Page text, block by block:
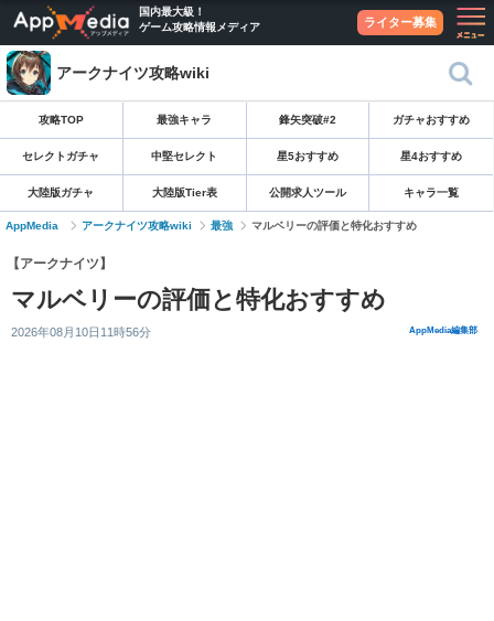
国内最大級！
ゲーム攻略情報メディア
ライター募集
アークナイツ攻略wiki
攻略TOP 最強キャラ 鋒矢突破#2 ガチャおすすめ
セレクトガチャ 中堅セレクト 星5おすすめ 星4おすすめ
大陸版ガチャ 大陸版Tier表 公開求人ツール キャラ一覧
AppMedia アークナイツ攻略wiki 最強 マルベリーの評価と特化おすすめ
【アークナイツ】
マルベリーの評価と特化おすすめ
2026年08月10日11時56分 AppMedia編集部